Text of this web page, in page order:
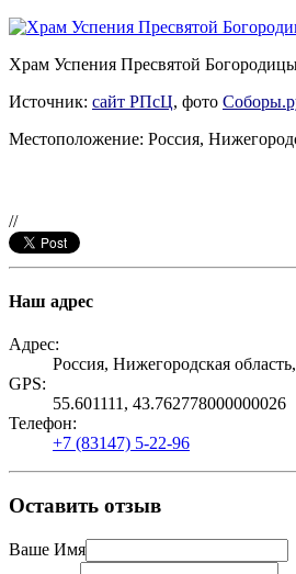
Храм Успения Пресвятой
Источник: сайт РПсЦ, фото
Местоположение: Россия,
//
Наш адрес
Адрес:
Россия, Нижегородская
GPS:
55.601111, 43.762778000000026
Телефон:
+7 (83147) 5-22-96
Оставить отзыв
Ваше Имя